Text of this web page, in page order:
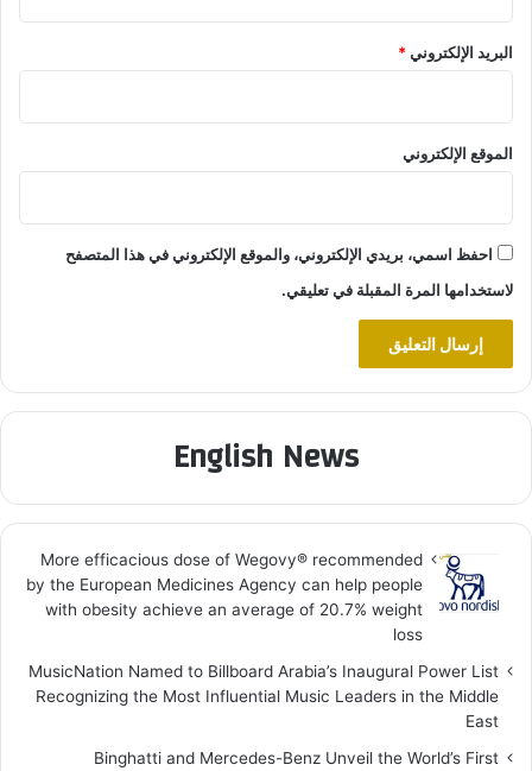
البريد الإلكتروني*
الموقع الإلكتروني
احفظ اسمي، بريدي الإلكتروني، والموقع الإلكتروني في هذا المتصفح
لاستخدامها المرة المقبلة في تعليقي.
English News
More efficacious dose of Wegovy®️ recommended
by the European Medicines Agency can help people
with obesity achieve an average of 20.7% weight
loss
MusicNation Named to Billboard Arabia’s Inaugural Power List
Recognizing the Most Influential Music Leaders in the Middle
East
Binghatti and Mercedes-Benz Unveil the World’s First